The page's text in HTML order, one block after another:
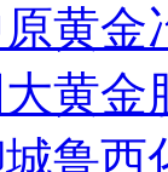
原黄
大黄
城鲁